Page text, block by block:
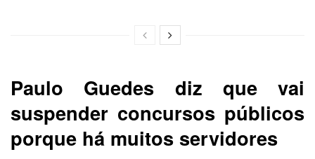
Paulo Guedes diz que vai
suspender concursos públicos
porque há muitos servidores